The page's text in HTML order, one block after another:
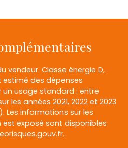
vendeur. Classe énergie D,
des dépenses
usage standard : entre
les années 2021, 2022 et 2023
Les informations sur les
est exposé sont disponibles